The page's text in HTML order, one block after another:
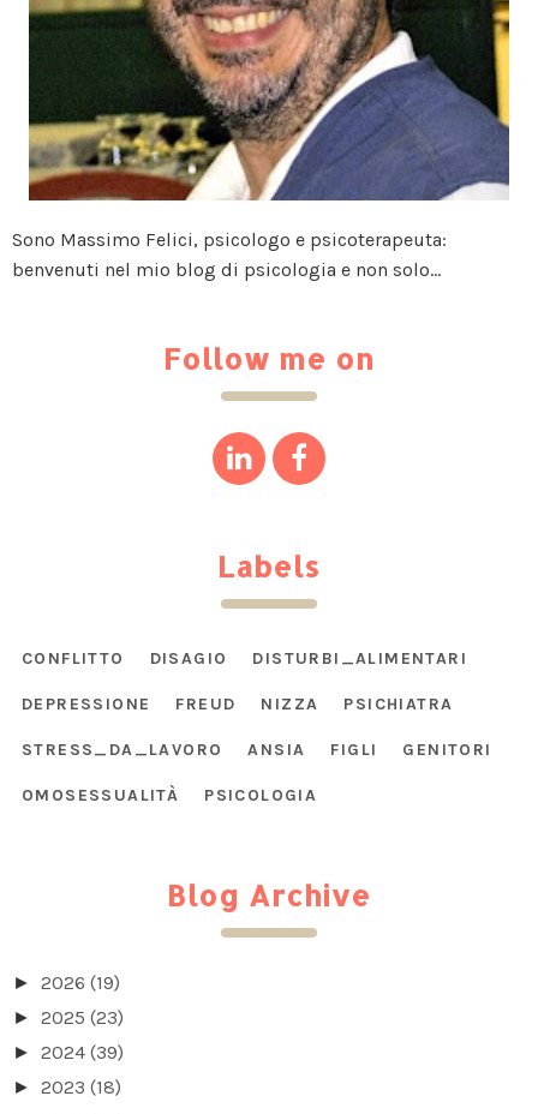
Sono Massimo Felici, psicologo e psicoterapeuta:
benvenuti nel mio blog di psicologia e non solo...
Follow me on
Labels
CONFLITTO DISAGIO DISTURBI_ALIMENTARI
DEPRESSIONE FREUD NIZZA PSICHIATRA
STRESS_DA_LAVORO ANSIA FIGLI GENITORI
OMOSESSUALITÀ PSICOLOGIA
Blog Archive
► 2026 (19)
► 2025 (23)
► 2024 (39)
► 2023 (18)